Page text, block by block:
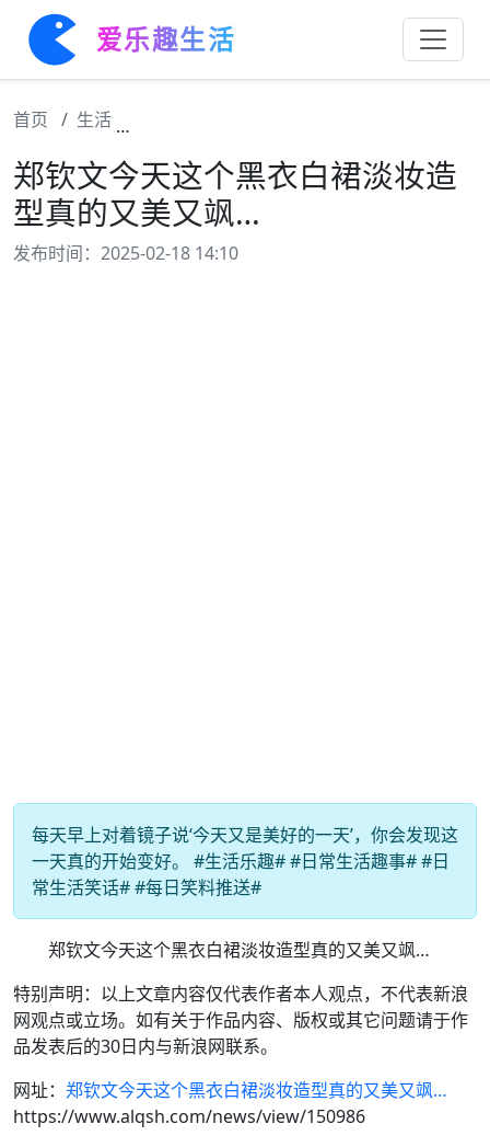
爱乐趣生活
首页 生活
郑钦文今天这个黑衣白裙淡妆造
型真的又美又飒…
发布时间：2025-02-18 14:10
每天早上对着镜子说‘今天又是美好的一天’，你会发现这
一天真的开始变好。 #生活乐趣# #日常生活趣事# #日
常生活笑话# #每日笑料推送#
郑钦文今天这个黑衣白裙淡妆造型真的又美又飒…
特别声明：以上文章内容仅代表作者本人观点，不代表新浪
网观点或立场。如有关于作品内容、版权或其它问题请于作
品发表后的30日内与新浪网联系。
网址： 郑钦文今天这个黑衣白裙淡妆造型真的又美又飒…
https://www.alqsh.com/news/view/150986